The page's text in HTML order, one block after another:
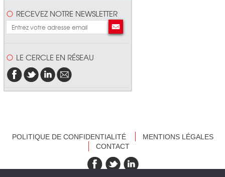
RECEVEZ NOTRE NEWSLETTER
LE CERCLE EN RÉSEAU
POLITIQUE DE CONFIDENTIALITÉ
MENTIONS LÉGALES
CONTACT